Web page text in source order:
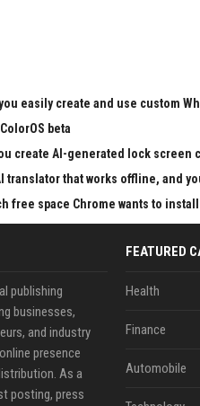
easily create and use custom
beta
create AI-generated lock screen
translator that works offline, and
free space Chrome wants to
publishing
businesses,
and industry
presence
As a
posting, press
FEATURED
Health
Finance
Automobile